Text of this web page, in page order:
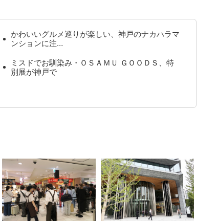
かわいいグルメ巡りが楽しい、神戸のナカハラマ
ンションに注…
ミスドでお馴染み・ＯＳＡＭＵ ＧＯＯＤＳ、特
別展が神戸で